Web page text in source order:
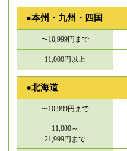
●本州・九州・四国
〜10,999円まで
11,000円以上
●北海道
〜10,999円まで
11,000～
21,999円まで